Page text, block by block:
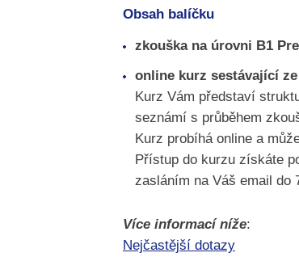
Obsah balíčku
zkouška na úrovni B1
online kurz sestávající
Kurz Vám představí
seznámí s průběhem
Kurz probíhá online a
Přístup do kurzu získáte
zasláním na Váš email do
Více informací níže:
Nejčastější dotazy